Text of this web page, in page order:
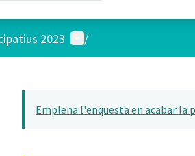
2023 Menú d'usuari
/
Emplena l'enquesta en acabar la